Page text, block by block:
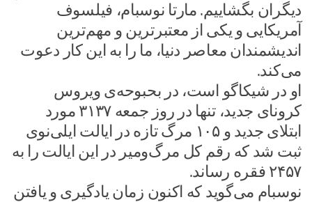
دیگران بگشاییم. مارتا نوسبام، فیلسوف
آمریکایی و یکی از معتبرترین و مهم‌ترین
اندیشمندان معاصر دنیا، ما را به این کار دعوت
می‌کند.
او در شیکاگو است، در بحبوحه‌ی ویروس
کرونای جدید، تنها در روز جمعه ۳۱۳۷ مورد
ابتلای جدید و ۱۰۵ مرگ تازه در ایالت ایلی‌نوی
ثبت شد که رقم کل مرگ‌ومیر در این ایالت را به
۲۴۵۷ فقره رساند.
نوسبام می‌گوید که اکنون زمان یادگیری و یافتن